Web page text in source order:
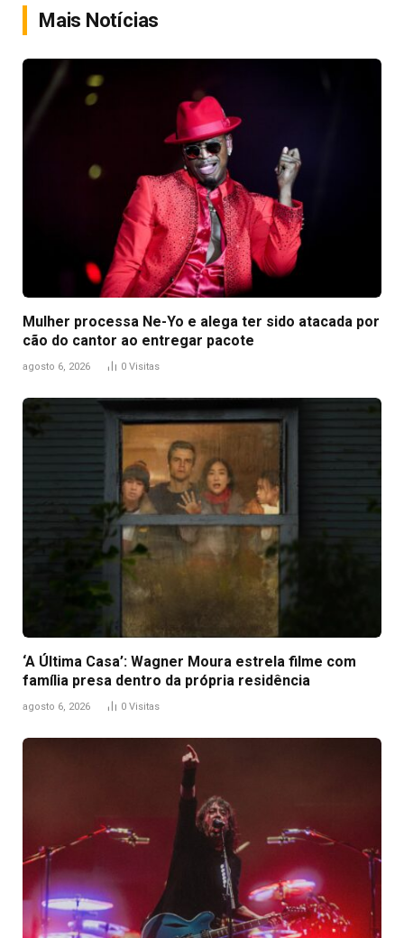
Mais Notícias
Mulher processa Ne-Yo e alega ter sido atacada por
cão do cantor ao entregar pacote
agosto 6, 2026 0 Visitas
‘A Última Casa’: Wagner Moura estrela filme com
família presa dentro da própria residência
agosto 6, 2026 0 Visitas